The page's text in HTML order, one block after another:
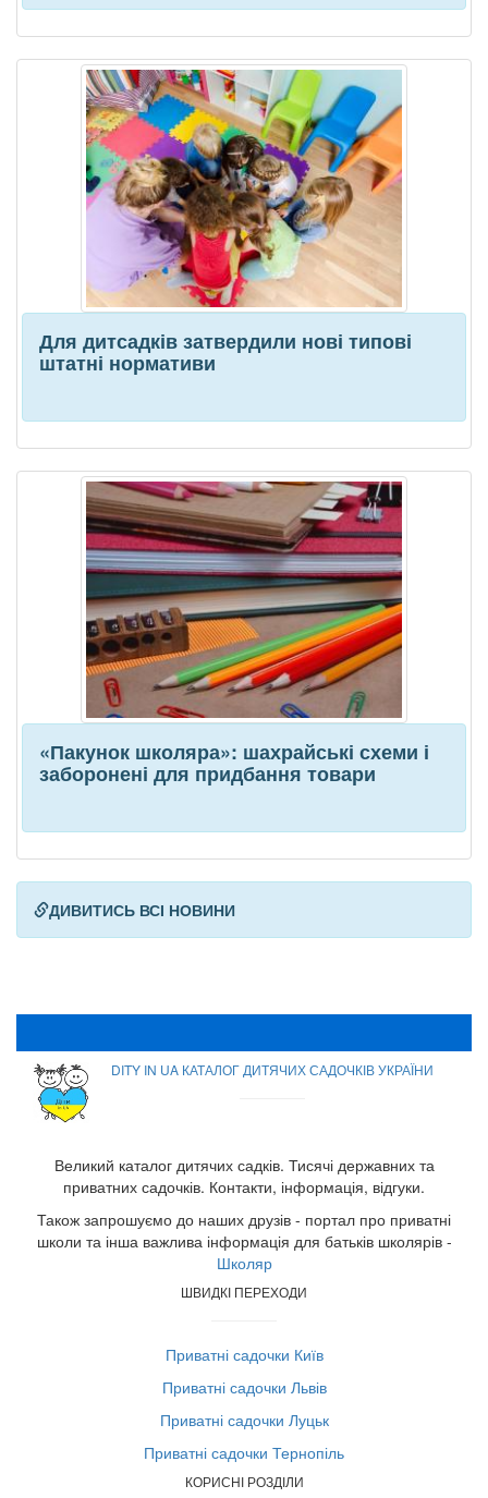
Для дитсадків затвердили нові типові
штатні нормативи
«Пакунок школяра»: шахрайські схеми і
заборонені для придбання товари
ДИВИТИСЬ ВСІ НОВИНИ
DITY IN UA КАТАЛОГ ДИТЯЧИХ САДОЧКІВ УКРАЇНИ
Великий каталог дитячих садків. Тисячі державних та
приватних садочків. Контакти, інформація, відгуки.
Також запрошуємо до наших друзів - портал про приватні
школи та інша важлива інформація для батьків школярів -
Школяр
ШВИДКІ ПЕРЕХОДИ
Приватні садочки Київ
Приватні садочки Львів
Приватні садочки Луцьк
Приватні садочки Тернопіль
КОРИСНІ РОЗДІЛИ